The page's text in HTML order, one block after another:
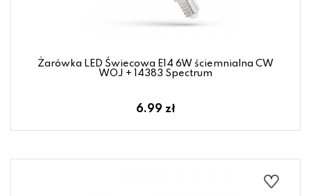
Żarówka LED Świecowa E14 6W ściemnialna CW
WOJ + 14383 Spectrum
6.99 zł